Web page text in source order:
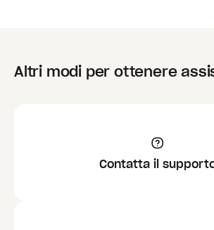
Altri modi per ottenere
Contatta il